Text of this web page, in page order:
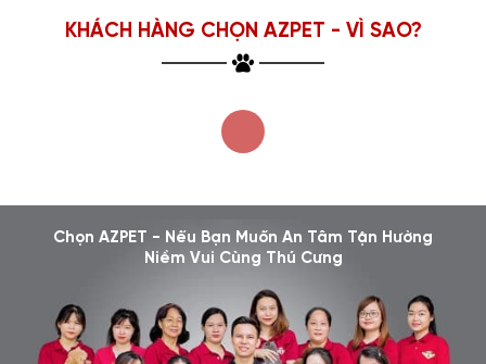
KHÁCH HÀNG CHỌN AZPET - VÌ SAO?
Chọn AZPET - Nếu Bạn Muốn An Tâm Tận Hưởng
Niềm Vui Cùng Thú Cưng